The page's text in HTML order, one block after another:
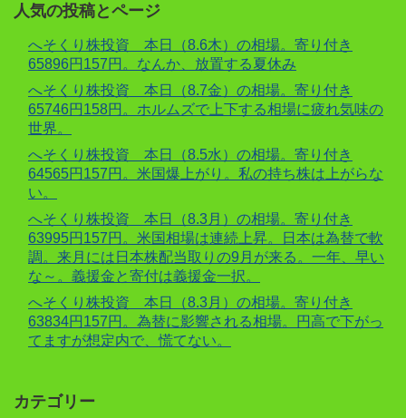
人気の投稿とページ
へそくり株投資 本日（8.6木）の相場。寄り付き
65896円157円。なんか、放置する夏休み
へそくり株投資 本日（8.7金）の相場。寄り付き
65746円158円。ホルムズで上下する相場に疲れ気味の
世界。
へそくり株投資 本日（8.5水）の相場。寄り付き
64565円157円。米国爆上がり。私の持ち株は上がらな
い。
へそくり株投資 本日（8.3月）の相場。寄り付き
63995円157円。米国相場は連続上昇。日本は為替で軟
調。来月には日本株配当取りの9月が来る。一年、早い
な～。義援金と寄付は義援金一択。
へそくり株投資 本日（8.3月）の相場。寄り付き
63834円157円。為替に影響される相場。円高で下がっ
てますが想定内で、慌てない。
カテゴリー